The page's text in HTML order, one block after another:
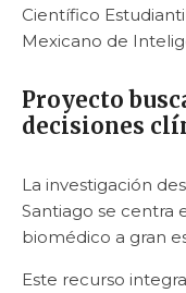
Científico
Mexicano de
Proyecto
decisiones
La investigación
Santiago se centra
biomédico a gran
Este recurso